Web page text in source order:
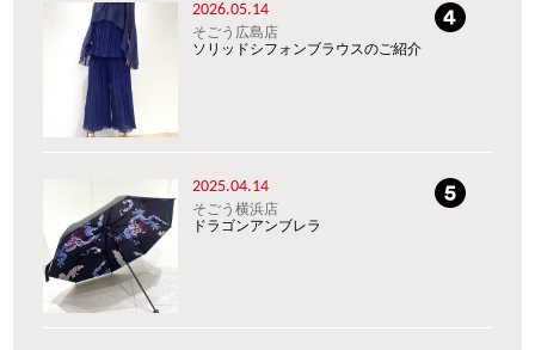
2026.05.14
そごう広島店
ソリッドシフォンブラウスのご紹介
2025.04.14
そごう横浜店
ドラゴンアンブレラ